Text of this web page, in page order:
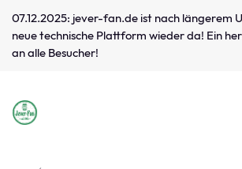
07.12.2025: jever-fan.de ist nach längerem
neue technische Plattform wieder da! Ein
an alle Besucher!